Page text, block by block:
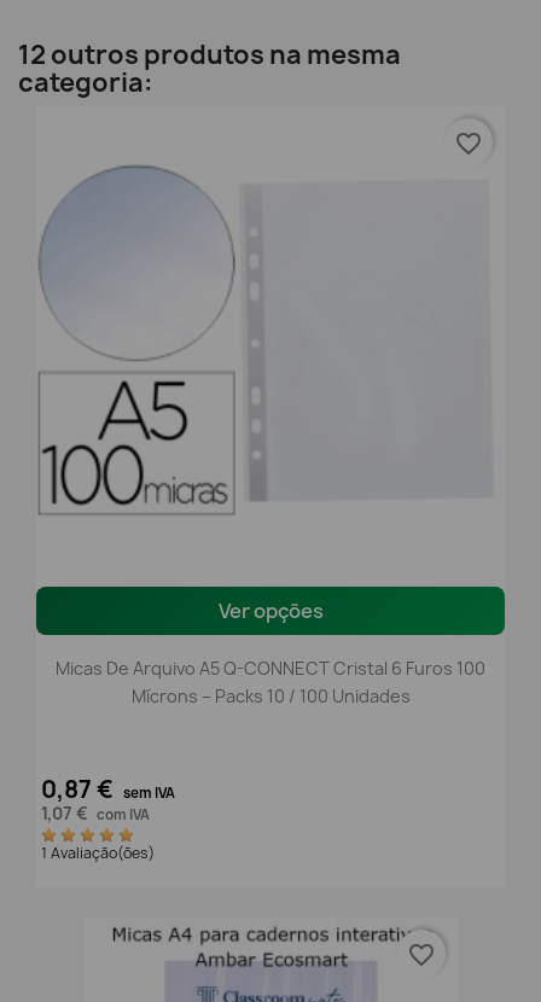
12 outros produtos na mesma
categoria:
Ver opções
Micas De Arquivo A5 Q-CONNECT Cristal 6 Furos 100
Mícrons – Packs 10 / 100 Unidades
0,87 € sem IVA
1,07 € com IVA
1 Avaliação(ões)
favorite_border
favorite_border